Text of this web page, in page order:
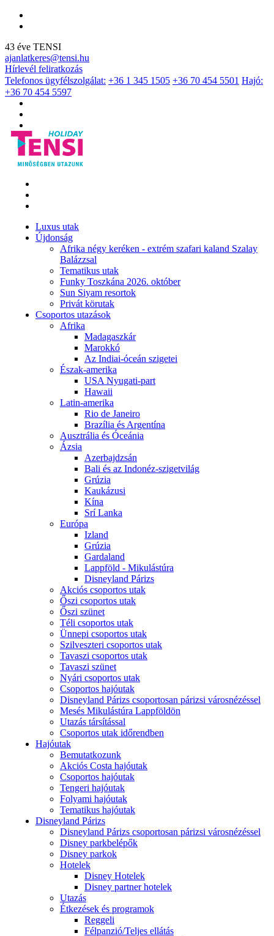
43 éve TENSI
ajanlatkeres@tensi.hu
Hírlevél feliratkozás
Telefonos ügyfélszolgálat: +36 1 345 1505 +36 70 454 5501 Hajó:
+36 70 454 5597
Luxus utak
Újdonság
Afrika négy keréken - extrém szafari kaland Szalay
Balázzsal
Tematikus utak
Funky Toszkána 2026. október
Sun Siyam resortok
Privát körutak
Csoportos utazások
Afrika
Madagaszkár
Marokkó
Az Indiai-óceán szigetei
Észak-amerika
USA Nyugati-part
Hawaii
Latin-amerika
Rio de Janeiro
Brazília és Argentína
Ausztrália és Óceánia
Ázsia
Azerbajdzsán
Bali és az Indonéz-szigetvilág
Grúzia
Kaukázusi
Kína
Srí Lanka
Európa
Izland
Grúzia
Gardaland
Lappföld - Mikulástúra
Disneyland Párizs
Akciós csoportos utak
Őszi csoportos utak
Őszi szünet
Téli csoportos utak
Ünnepi csoportos utak
Szilveszteri csoportos utak
Tavaszi csoportos utak
Tavaszi szünet
Nyári csoportos utak
Csoportos hajóutak
Disneyland Párizs csoportosan párizsi városnézéssel
Mesés Mikulástúra Lappföldön
Utazás társítással
Csoportos utak időrendben
Hajóutak
Bemutatkozunk
Akciós Costa hajóutak
Csoportos hajóutak
Tengeri hajóutak
Folyami hajóutak
Tematikus hajóutak
Disneyland Párizs
Disneyland Párizs csoportosan párizsi városnézéssel
Disney parkbelépők
Disney parkok
Hotelek
Disney Hotelek
Disney partner hotelek
Utazás
Étkezések és programok
Reggeli
Félpanzió/Teljes ellátás